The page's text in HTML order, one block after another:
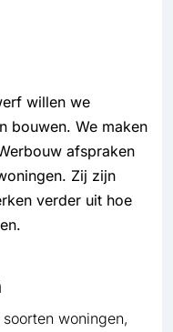
willen we
bouwen. We maken
afspraken
Zij zijn
verder uit hoe
woningen,